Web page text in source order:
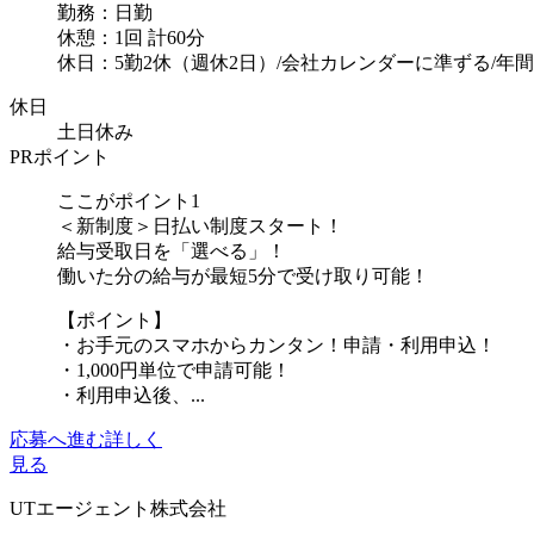
勤務：日勤
休憩：1回 計60分
休日：5勤2休（週休2日）/会社カレンダーに準ずる/年
休日
土日休み
PRポイント
ここがポイント1
＜新制度＞日払い制度スタート！
給与受取日を「選べる」！
働いた分の給与が最短5分で受け取り可能！
【ポイント】
・お手元のスマホからカンタン！申請・利用申込！
・1,000円単位で申請可能！
・利用申込後、...
応募へ進む詳しく
見る
UTエージェント株式会社